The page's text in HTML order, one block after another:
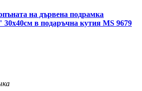
на дървена подрамка
в подаръчна кутия MS 9679